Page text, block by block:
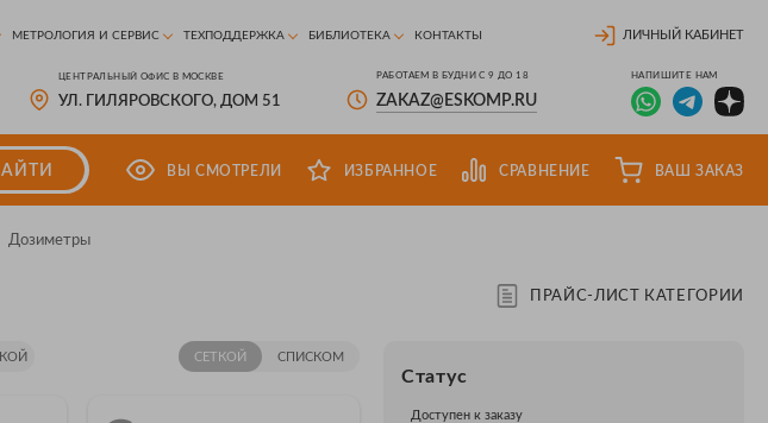
МЕТРОЛОГИЯ И СЕРВИС ТЕХПОДДЕРЖКА БИБЛИОТЕКА КОНТАКТЫ ЛИЧНЫЙ КАБИНЕТ
ЦЕНТРАЛЬНЫЙ ОФИС В МОСКВЕ
УЛ. ГИЛЯРОВСКОГО, ДОМ 51
РАБОТАЕМ В БУДНИ С 9 ДО 18
ZAKAZ@ESKOMP.RU
НАПИШИТЕ НАМ
ВЫ СМОТРЕЛИ ИЗБРАННОЕ СРАВНЕНИЕ ВАШ ЗАКАЗ
Дозиметры
ПРАЙС-ЛИСТ КАТЕГОРИИ
СЕТКОЙ СПИСКОМ
Статус
Доступен к заказу